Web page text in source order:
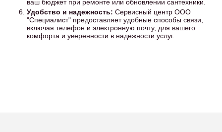
ваш бюджет при ремонте или обновлении сантехники.
Удобство и надежность: Сервисный центр ООО
"Специалист" предоставляет удобные способы связи,
включая телефон и электронную почту, для вашего
комфорта и уверенности в надежности услуг.